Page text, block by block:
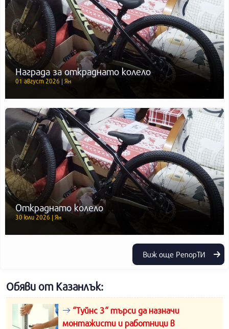
Награда за откраднато колело
01 август 2026 | Ян
Откраднато колело
30 юли 2026 | Ян
Виж още РепорТИ
Обяви от Казанлък:
“Туйнс 3“ търси да назначи
монтажисти и работници в